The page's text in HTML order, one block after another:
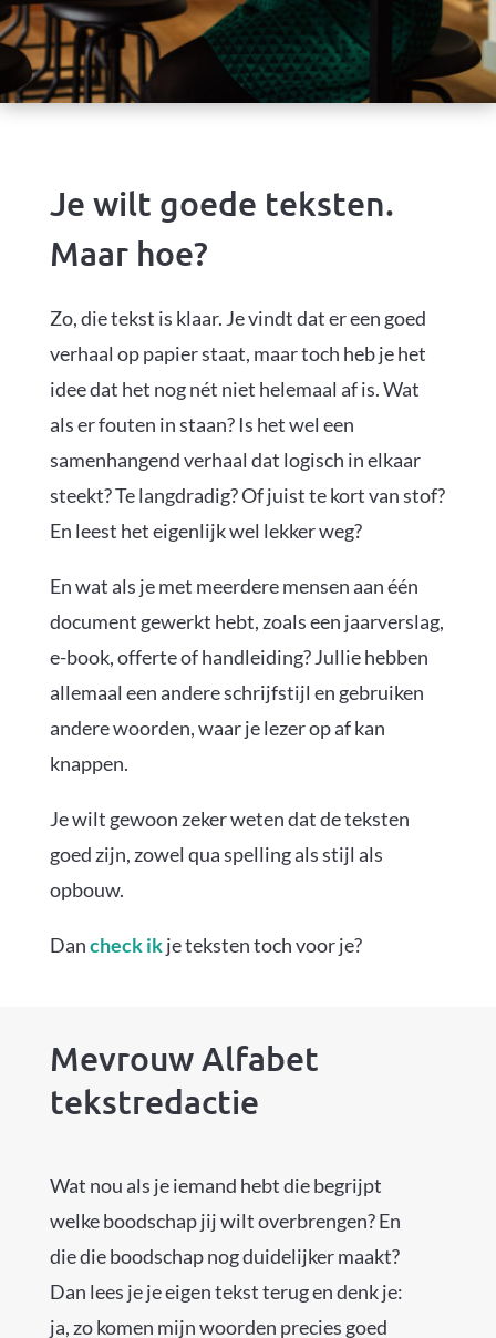
Je wilt goede teksten.
Maar hoe?
Zo, die tekst is klaar. Je vindt dat er een goed
verhaal op papier staat, maar toch heb je het
idee dat het nog nét niet helemaal af is.Wat
als er fouten in staan? Is het wel een
samenhangend verhaal dat logisch in elkaar
steekt? Te langdradig? Of juist te kort van stof?
En leest het eigenlijk wel lekker weg?
En wat als je met meerdere mensen aan één
document gewerkt hebt, zoals een jaarverslag,
e-book, offerte of handleiding? Jullie hebben
allemaal een andere schrijfstijl en gebruiken
andere woorden, waar je lezer op af kan
knappen.
Je wilt gewoon zeker weten dat de teksten
goed zijn, zowel qua spelling als stijl als
opbouw.
Dancheck ikje teksten toch voor je?
Mevrouw Alfabet
tekstredactie
Wat nou als je iemand hebt die begrijpt
welke boodschap jij wilt overbrengen? En
die die boodschap nog duidelijker maakt?
Dan lees je je eigen tekst terug en denk je:
ja, zo komen mijn woorden precies goed